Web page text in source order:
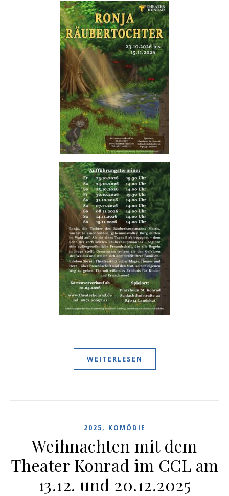
WEITERLESEN
2025, KOMÖDIE
Weihnachten mit dem
Theater Konrad im CCL am
13.12. und 20.12.2025